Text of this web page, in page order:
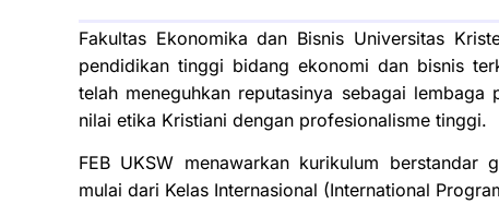
Fakultas Ekonomika dan Bisnis Universitas
pendidikan tinggi bidang ekonomi dan bisnis
telah meneguhkan reputasinya sebagai
nilai etika Kristiani dengan profesionalisme tinggi.
FEB UKSW menawarkan kurikulum
mulai dari Kelas Internasional (International